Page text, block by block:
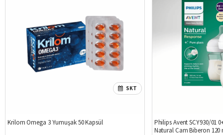
SKT
Krilom Omega 3 Yumuşak 50 Kapsül
Philips Avent SCY930/01
Natural Cam Biberon 120